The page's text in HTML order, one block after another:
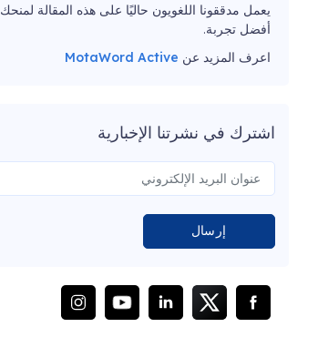
يعمل مدققونا اللغويون حاليًا على هذه المقالة لمنحك
أفضل تجربة.
اعرف المزيد عن MotaWord Active
اشترك في نشرتنا الإخبارية
إرسال